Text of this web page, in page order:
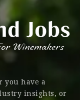
you have a
insights, or